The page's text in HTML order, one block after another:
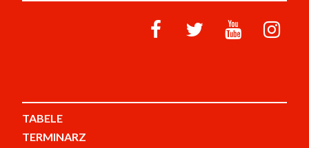
TABELE
TERMINARZ